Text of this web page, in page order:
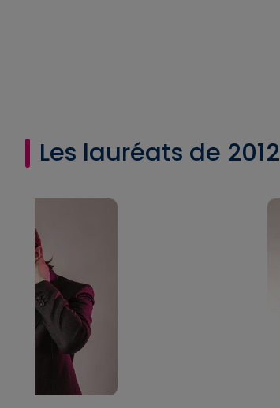
Les lauréats de 2012